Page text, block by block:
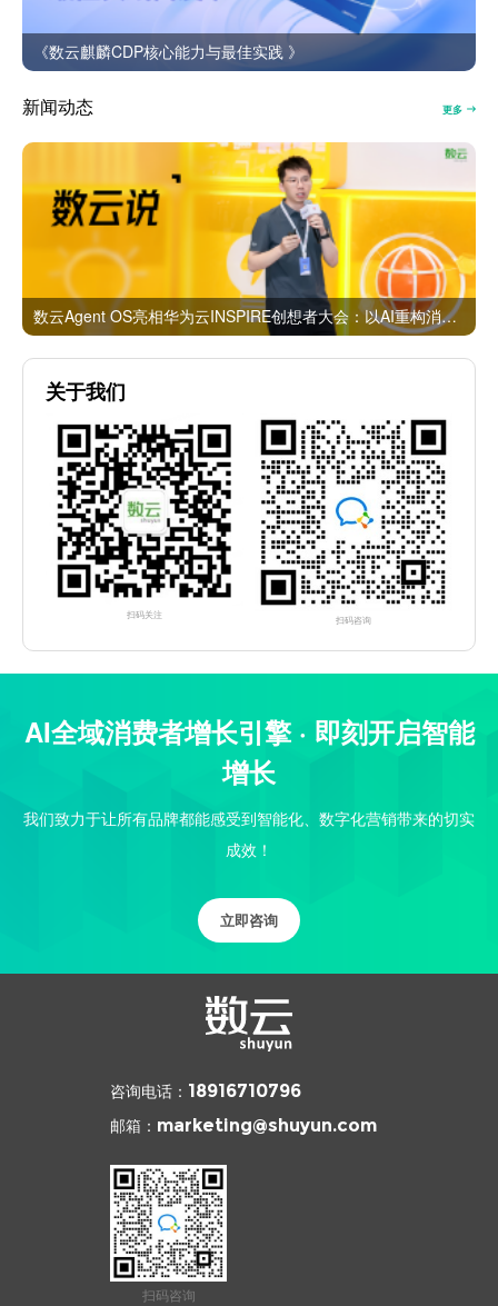
《数云麒麟CDP核心能力与最佳实践 》
新闻动态 更多
数云Agent OS亮相华为云INSPIRE创想者大会：以AI重构消费者运营与零售营销新范式
关于我们
扫码关注 扫码咨询
AI全域消费者增长引擎 · 即刻开启智能
增长
我们致力于让所有品牌都能感受到智能化、数字化营销带来的切实
成效！
立即咨询
咨询电话： 18916710796
邮箱： marketing@shuyun.com
扫码咨询